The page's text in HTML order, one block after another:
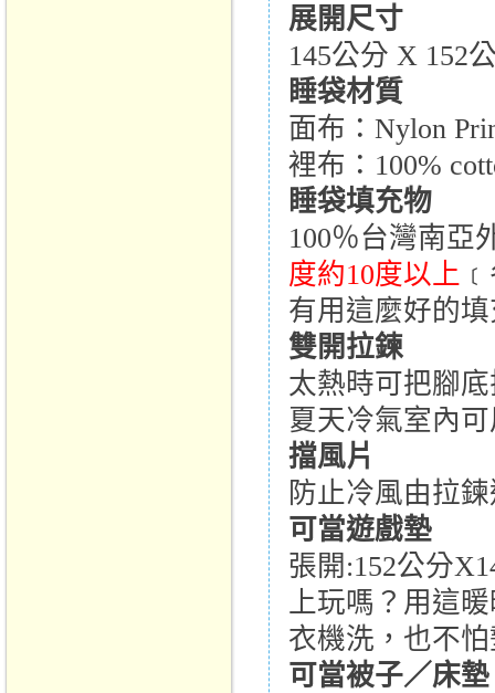
展開尺寸
145公分 X 152
睡袋材質
面布：Nylon
裡布：100%
睡袋填充物
100％台灣南亞
度約10度以上
有用這麼好的
雙開拉鍊
太熱時可把腳
夏天冷氣室內
擋風片
防止冷風由拉
可當遊戲墊
張開:152公分
上玩嗎？用這
衣機洗，也不
可當被子／床墊